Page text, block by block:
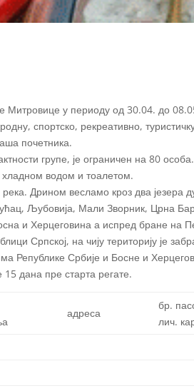
у периоду од 30.04. до
спортско, рекреативно, туристичку
почетника.
групе, је ограничен на 80
водом и тоалетом.
Дрином весламо кроз два
Љубовија, Мали Зворник, Црна
и Херцеговина а испред бране на
Српској, на чију територију је
Републике Србије и Босне и
15 дана пре старта регате.
адреса
бр.
лич.